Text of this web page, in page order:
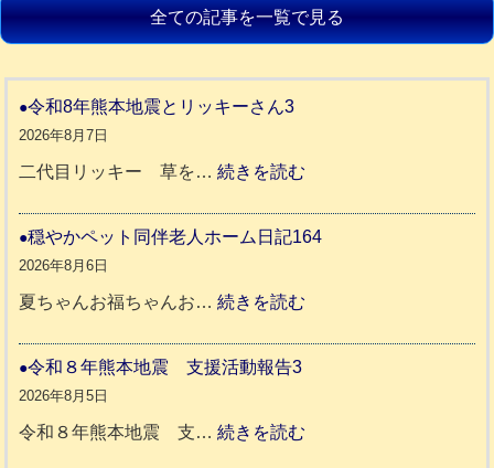
全ての記事を一覧で見る
令和8年熊本地震とリッキーさん3
2026年8月7日
二代目リッキー 草を…続きを読む
和
穏やかペット同伴老人ホーム日記164
2026年8月6日
夏ちゃんお福ちゃんお…続きを読む
令和８年熊本地震 支援活動報告3
2026年8月5日
令和８年熊本地震 支…続きを読む